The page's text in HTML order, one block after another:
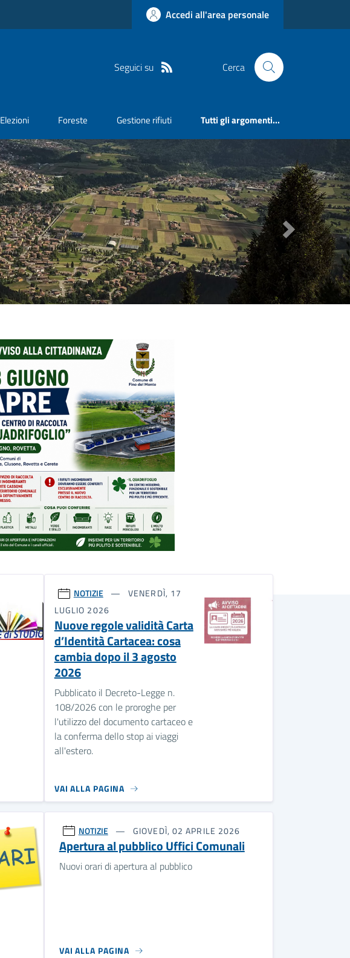
Accedi all'area personale
Seguici su Cerca
Elezioni Foreste Gestione rifiuti Tutti gli argomenti...
Next
NOTIZIE
VENERDÌ, 17
LUGLIO 2026
Nuove regole validità Carta
d’Identità Cartacea: cosa
cambia dopo il 3 agosto
2026
Pubblicato il Decreto-Legge n.
108/2026 con le proroghe per
l'utilizzo del documento cartaceo e
la conferma dello stop ai viaggi
all'estero.
VAI ALLA PAGINA
NOTIZIE GIOVEDÌ, 02 APRILE 2026
Apertura al pubblico Uffici Comunali
Nuovi orari di apertura al pubblico
VAI ALLA PAGINA